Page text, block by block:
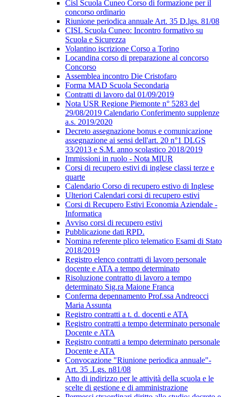
Cisl Scuola Cuneo Corso di formazione per il
concorso ordinario
Riunione periodica annuale Art. 35 D.lgs. 81/08
CISL Scuola Cuneo: Incontro formativo su
Scuola e Sicurezza
Volantino iscrizione Corso a Torino
Locandina corso di preparazione al concorso
Concorso
Assemblea incontro Die Cristofaro
Forma MAD Scuola Secondaria
Contratti di lavoro dal 01/09/2019
Nota USR Regione Piemonte n° 5283 del
29/08/2019 Calendario Conferimento supplenze
a.s. 2019/2020
Decreto assegnazione bonus e comunicazione
assegnazione ai sensi dell'art. 20 n°1 DLGS
33/2013 e S.M. anno scolastico 2018/2019
Immissioni in ruolo - Nota MIUR
Corsi di recupero estivi di inglese classi terze e
quarte
Calendario Corso di recupero estivo di Inglese
Ulteriori Calendari corsi di recupero estivi
Corsi di Recupero Estivi Economia Aziendale -
Informatica
Avviso corsi di recupero estivi
Pubblicazione dati RPD.
Nomina referente plico telematico Esami di Stato
2018/2019
Registro elenco contratti di lavoro personale
docente e ATA a tempo determinato
Risoluzione contratto di lavoro a tempo
determinato Sig.ra Maione Franca
Conferma depennamento Prof.ssa Andreocci
Maria Assunta
Registro contratti a t. d. docenti e ATA
Registro contratti a tempo determinato personale
Docente e ATA
Registro contratti a tempo determinato personale
Docente e ATA
Convocazione "Riunione periodica annuale"-
Art. 35 .Lgs. n81/08
Atto di indirizzo per le attività della scuola e le
scelte di gestione e di amministrazione